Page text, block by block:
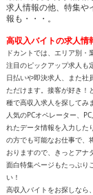
求人情報の他、特集や
報も・・・。
高収入バイトの求人情
ドカントでは、エリア別・
注目のピックアップ求人も
日払いや即決求人、また社
ただけます。接客が好き！
種で高収入求人を探してみ
人気のPCオペレーター、
れたデータ情報を入力した
の方でも可能なお仕事で、
おりますので、きっとアナ
面白特集ページもたっぷり
い！
高収入バイトをお探しなら